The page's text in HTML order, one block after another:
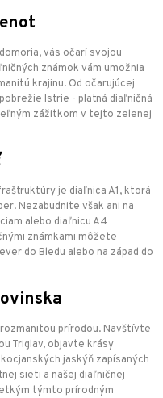
vás očarí svojou
známok vám umožnia
krajinu. Od očarujúcej
Istrie - platná diaľničná
zážitkom v tejto zelenej
je diaľnica A1, ktorá
Nezabudnite však ani na
alebo diaľnicu A4
známkami môžete
do Bledu alebo na západ do
prírodou. Navštívte
Triglav, objavte krásy
jaskýň zapísaných
sieti a našej diaľničnej
týmto prírodným